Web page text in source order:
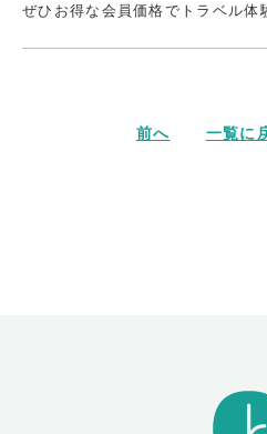
ぜひお得な会員価格でトラベル体
前へ 一覧に